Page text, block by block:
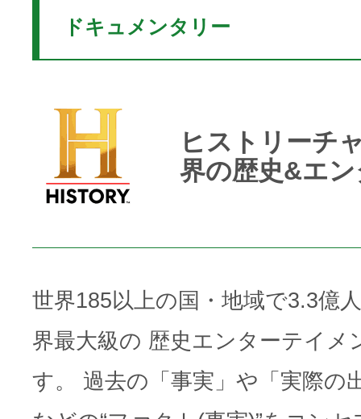
ドキュメンタリー
ヒストリーチ
界の歴史&エ
世界185以上の国・地域で3.3億
界最大級の 歴史エンターテイメ
す。 過去の「事実」や「実際の